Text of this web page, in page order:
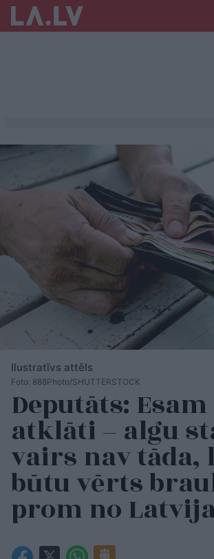
Ilustratīvs attēls
Foto: 888Photo/SHUTTERSTOCK
Deputāts: Esam
atklāti – algu
vairs nav tāda,
būtu vērts
prom no